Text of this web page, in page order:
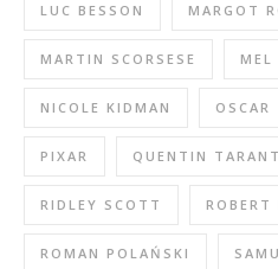
LUC BESSON MARGOT
MARTIN SCORSESE MEL
NICOLE KIDMAN OSCAR
PIXAR QUENTIN
RIDLEY SCOTT ROBERT
ROMAN POLAŃSKI